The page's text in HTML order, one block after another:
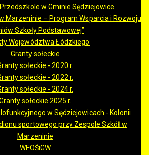
w Gminie Sędziejowice
Marzeninie – Program Wsparcia i Rozwoju
Szkoły Podstawowej”
Województwa Łódzkiego
Granty sołeckie
sołeckie - 2020 r.
sołeckie - 2022 r.
sołeckie - 2024 r.
sołeckie 2025 r.
w Sędziejowicach - Kolonii
sportowego przy Zespole Szkół w
Marzeninie
WFOŚiGW